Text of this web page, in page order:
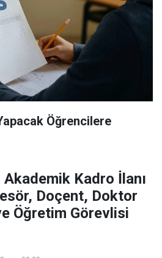
Öğrencilere
Akademik Kadro İlanı
Doçent, Doktor
Öğretim Görevlisi